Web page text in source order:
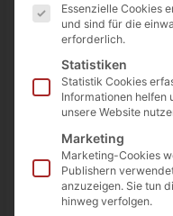
man auf der Tastatur ein
Kurzbefehlen in einer
Alternativ geht es
twittern
Essenzielle Cookies
und sind für die
erforderlich.
Statistiken
Statistik Cookies
Informationen helfen
unsere Website
Marketing
Marketing-Cookies
Publishern
anzuzeigen. Sie tun
hinweg verfolgen.